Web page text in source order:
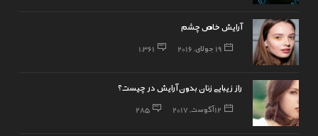
آرایش خاص چشم
19 جولای, 2016 1,361
راز زیبایی زنان بدون آرایش در چیست؟
12 آگوست, 2017 285